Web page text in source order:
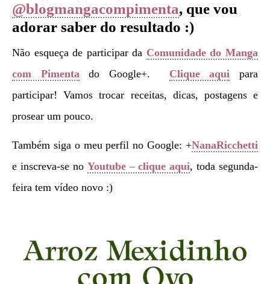
@blogmangacompimenta, que vou
adorar saber do resultado :)
Não esqueça de participar da Comunidade do Manga
com Pimentado Google+. Clique aqui para
participar! Vamos trocar receitas, dicas, postagens e
prosear um pouco.
Também siga o meu perfil no Google: +NanaRicchetti
e inscreva-se no Youtube – clique aqui, toda segunda-
feira tem vídeo novo :)